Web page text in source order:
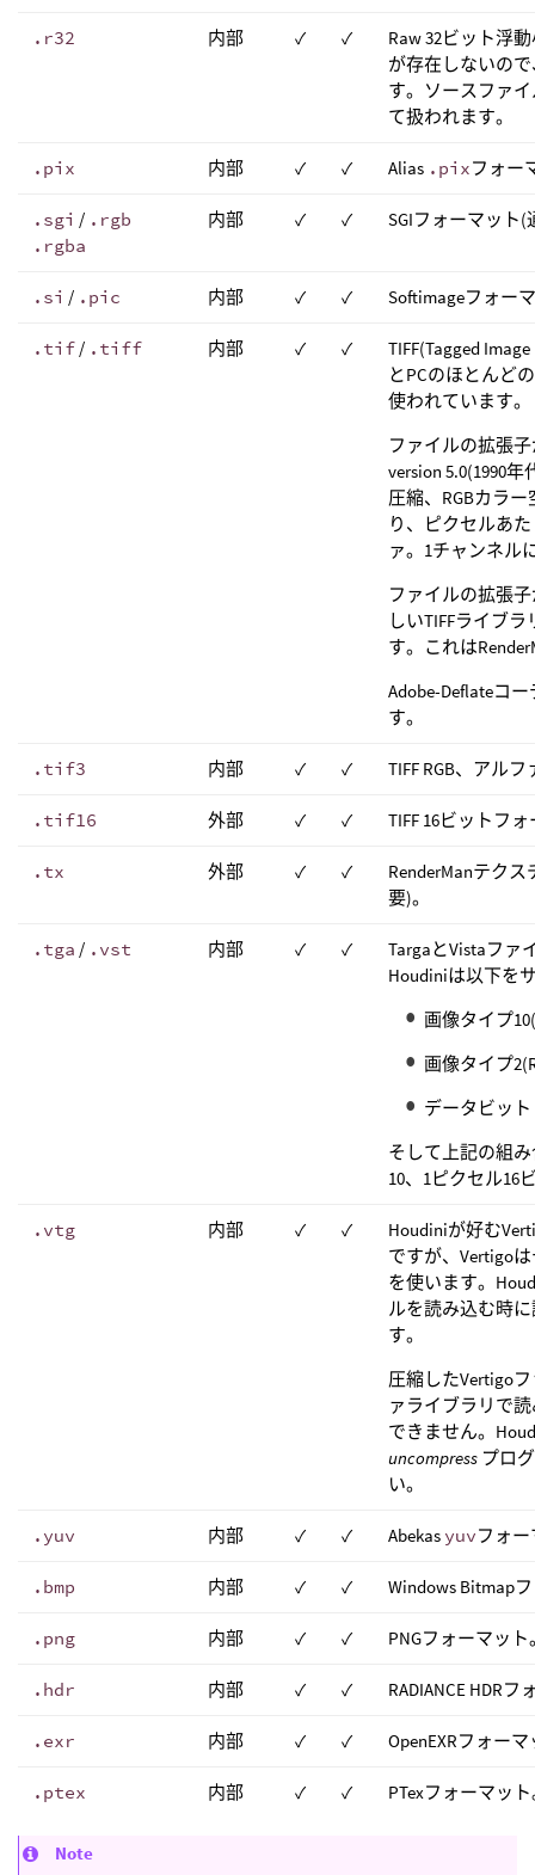
.r32 内部 ✓ ✓
Raw 32ビット浮
が存在しないの
す。ソースファ
て扱われます。
.pix 内部 ✓ ✓ Alias .pixフォー
.sgi / .rgb
.rgba
内部 ✓ ✓ SGIフォーマット(
.si / .pic 内部 ✓ ✓ Softimageフォー
.tif / .tiff 内部 ✓ ✓
TIFF(Tagged
とPCのほとんど
使われています。
ファイルの拡張
version 5.0(1990
圧縮、RGBカラ
り、ピクセルあ
ァ。1チャンネル
ファイルの拡張
しいTIFFライブ
す。これは
Adobe-Deflateコ
す。
.tif3 内部 ✓ ✓ TIFF RGB、アル
.tif16 外部 ✓ ✓ TIFF 16ビットフ
.tx 外部 ✓ ✓
RenderManテク
要)。
.tga / .vst 内部 ✓ ✓
TargaとVistaファ
Houdiniは以下を
画像タイプ
画像タイプ
データビット
そして上記の組
10、1ピクセル16
.vtg 内部 ✓ ✓
Houdiniが好む
ですが、Vertigo
を使います。
ルを読み込む時
す。
圧縮したVertigo
ァライブラリで
できません。
uncompress プロ
い。
.yuv 内部 ✓ ✓ Abekas yuvフォ
.bmp 内部 ✓ ✓ Windows Bitmap
.png 内部 ✓ ✓ PNGフォーマット
.hdr 内部 ✓ ✓ RADIANCE HDR
.exr 内部 ✓ ✓ OpenEXRフォー
.ptex 内部 ✓ ✓ PTexフォーマッ
Note